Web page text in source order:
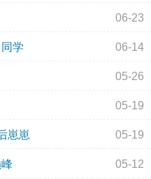
06-23
学 06-14
05-26
05-19
崽崽 05-19
05-12